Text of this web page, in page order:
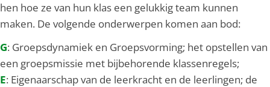
hen hoe ze van hun klas een gelukkig team kunnen
maken. De volgende onderwerpen komen aan bod:
G: Groepsdynamiek en Groepsvorming; het opstellen van
een groepsmissie met bijbehorende klassenregels;
E: Eigenaarschap van de leerkracht en de leerlingen; de